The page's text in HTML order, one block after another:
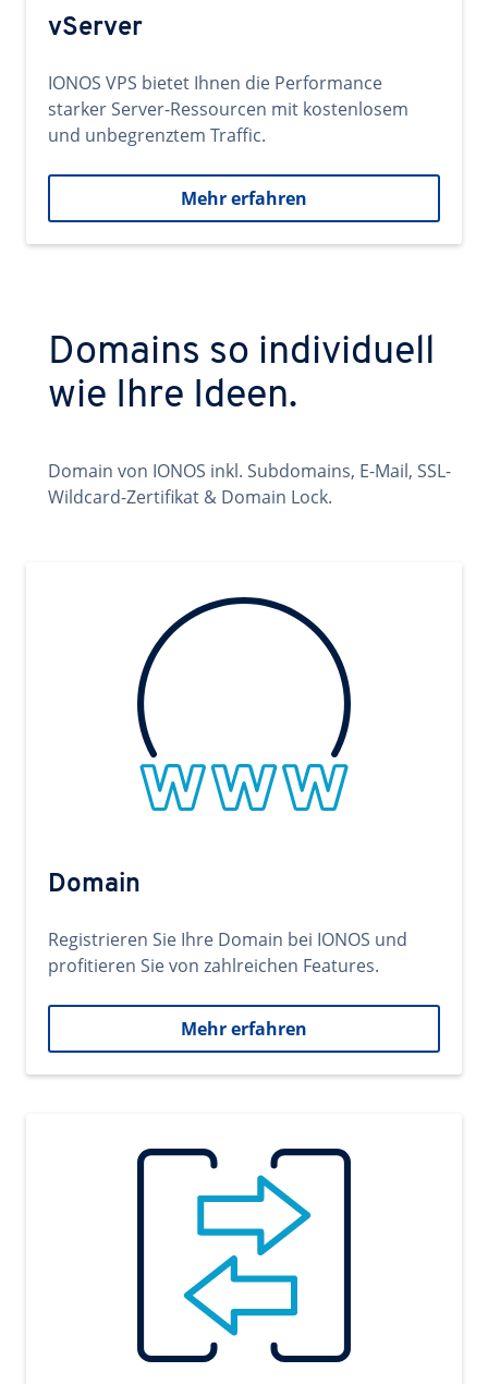
vServer
IONOS VPS bietet Ihnen die Performance
starker Server-Ressourcen mit kostenlosem
und unbegrenztem Traffic.
Mehr erfahren
Domains so individuell
wie Ihre Ideen.
Domain von IONOS inkl. Subdomains, E-Mail, SSL-
Wildcard-Zertifikat & Domain Lock.
Domain
Registrieren Sie Ihre Domain bei IONOS und
profitieren Sie von zahlreichen Features.
Mehr erfahren